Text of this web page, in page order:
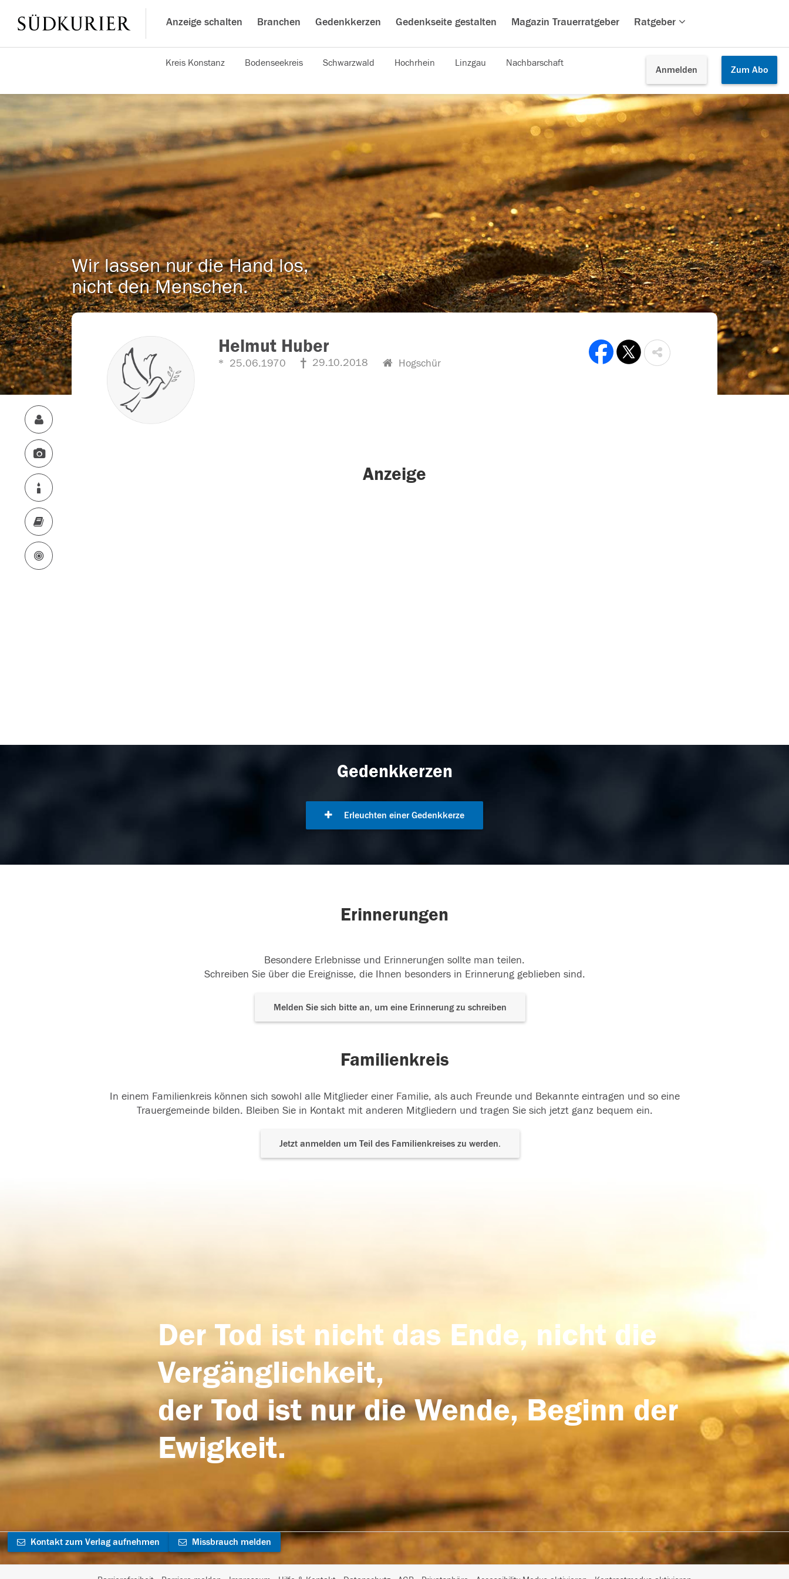
Anzeige schalten Branchen Gedenkkerzen Gedenkseite gestalten Magazin Trauerratgeber Ratgeber
Anmelden Zum Abo
Kreis Konstanz Bodenseekreis Schwarzwald Hochrhein Linzgau Nachbarschaft
Wir lassen nur die Hand los,
nicht den Menschen.
Helmut Huber
25.06.1970 29.10.2018 Hogschür
Anzeige
Gedenkkerzen
Erleuchten einer Gedenkkerze
Erinnerungen
Besondere Erlebnisse und Erinnerungen sollte man teilen.
Schreiben Sie über die Ereignisse, die Ihnen besonders in Erinnerung geblieben sind.
Melden Sie sich bitte an, um eine Erinnerung zu schreiben
Familienkreis
In einem Familienkreis können sich sowohl alle Mitglieder einer Familie, als auch Freunde und Bekannte eintragen und so eine
Trauergemeinde bilden. Bleiben Sie in Kontakt mit anderen Mitgliedern und tragen Sie sich jetzt ganz bequem ein.
Jetzt anmelden um Teil des Familienkreises zu werden.
Der Tod ist nicht das Ende, nicht die
Vergänglichkeit,
der Tod ist nur die Wende, Beginn der
Ewigkeit.
Kontakt zum Verlag aufnehmen Missbrauch melden